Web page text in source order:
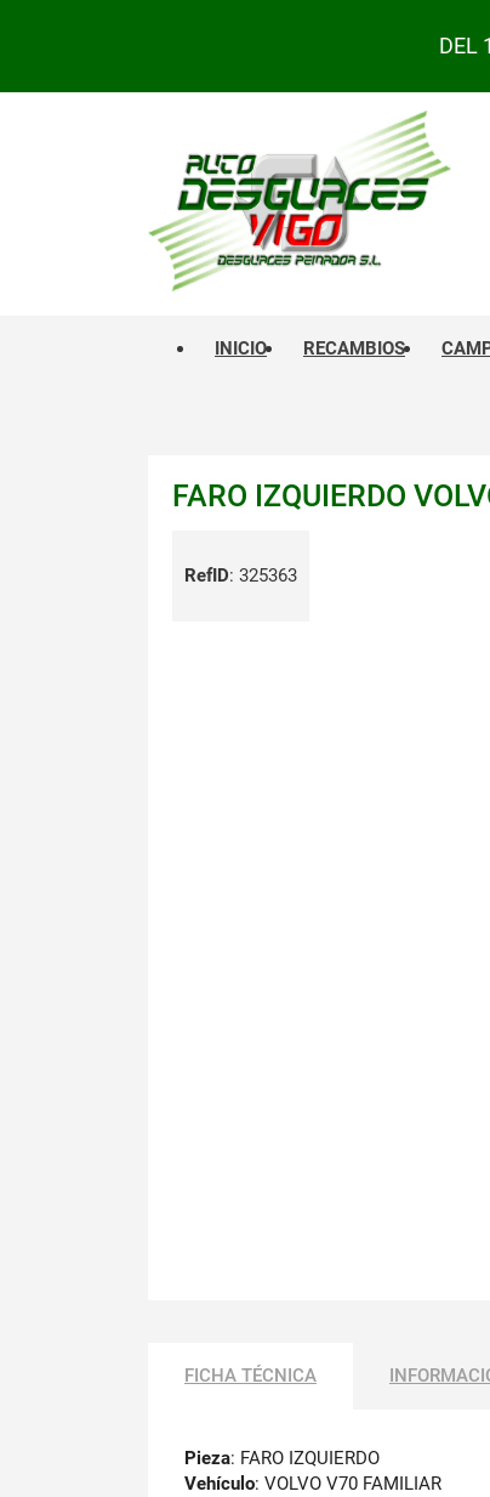
DEL
INICIO RECAMBIOS
FARO IZQUIERDO
RefID: 325363
FICHA TÉCNICA
Pieza: FARO IZQUIERDO
Vehículo: VOLVO V70 FAMILIAR